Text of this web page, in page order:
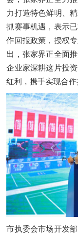
力打造特色鲜明、
抓赛事机遇，表示
作回报政策，授权
出，张家界正全面
企业家深耕这片投
红利，携手实现合作
市执委会市场开发